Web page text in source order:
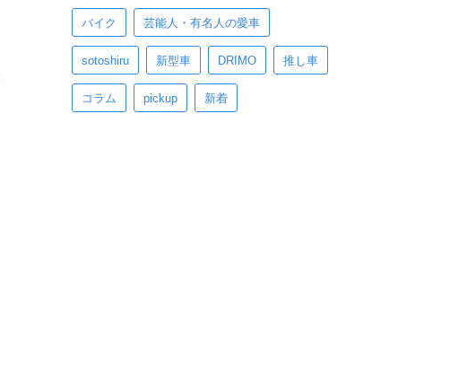
バイク 芸能人・有名人の愛車
sotoshiru 新型車 DRIMO 推し車
コラム pickup 新着